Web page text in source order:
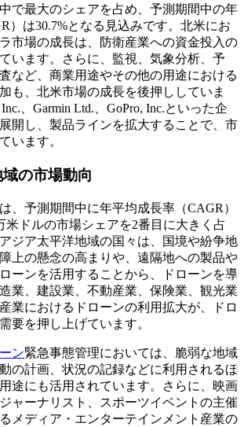
で最大のシェアを占め、予測期間中の年
）は30.7%となる見込みです。北米にお
市場の成長は、防衛産業への資金投入の
います。さらに、監視、気象分析、予
など、商業用途やその他の用途における
も、北米市場の成長を後押ししていま
、Garmin Ltd.、GoPro, Inc.といった企
開し、製品ラインを拡大することで、市
います。
の市場動向
、予測期間中に年平均成長率（CAGR）
米ドルの市場シェアを2番目に大きく占
ジア太平洋地域の国々は、国境や紛争地
上の懸念の高まりや、遠隔地への製品や
ーンを活用することから、ドローンを導
業、建設業、不動産業、保険業、観光業
業におけるドローンの利用拡大が、ドロ
要を押し上げています。
ン緊急事態管理においては、脆弱な地域
の計画、状況の記録などに利用されるほ
途にも活用されています。さらに、映画
ャーナリスト、スポーツイベントの主催
メディア・エンターテインメント産業の